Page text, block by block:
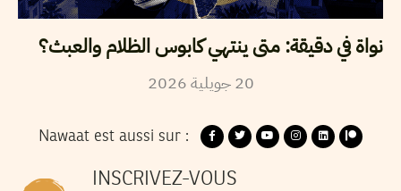
نواة في دقيقة: متى ينتهي كابوس الظلام والعبث؟
20 جويلية2026
Nawaat est aussi sur :
INSCRIVEZ-VOUS